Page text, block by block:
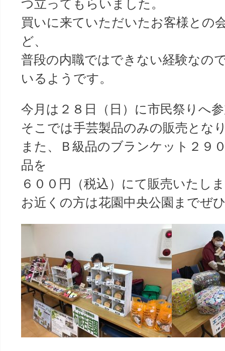
つ立ってもらいました。
買いに来ていただいたお客様との
ど、
普段の内職ではできない経験なの
いるようです。
今月は２８日（日）に市民祭りへ
そこでは手芸製品のみの販売とな
また、Ｂ級品のブランケット２９
品を
６００円（税込）にて販売いたし
お近くの方は花園中央公園までぜ